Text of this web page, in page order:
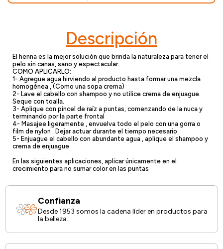
Descripción
El henna es la mejor solución que brinda la naturaleza para tener el
pelo sin canas, sano y espectacular.
COMO APLICARLO:
1- Agregue agua hirviendo al producto hasta formar una mezcla
homogénea , (Como una sopa crema)
2- Lave el cabello con shampoo y no utilice crema de enjuague.
Seque con toalla.
3- Aplique con pincel de raíz a puntas, comenzando de la nuca y
terminando por la parte frontal
4- Masajee ligeramente , envuelva todo el pelo con una gorra o
film de nylon . Dejar actuar durante el tiempo necesario
5- Enjuague el cabello con abundante agua , aplique el shampoo y
crema de enjuague
En las siguientes aplicaciones, aplicar únicamente en el
crecimiento para no sumar color en las puntas
Confianza
Desde 1953 somos la cadena líder en productos para
la belleza.